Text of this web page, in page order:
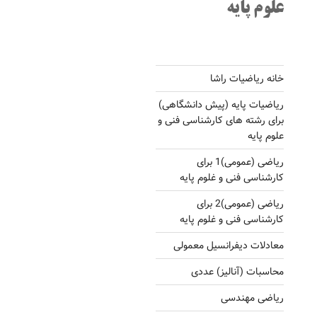
علوم پایه
خانه ریاضیات راشا
ریاضیات پایه (پیش دانشگاهی)
برای رشته های کارشناسی فنی و
علوم پایه
ریاضی (عمومی)1 برای
کارشناسی فنی و غلوم پایه
ریاضی (عمومی)2 برای
کارشناسی فنی و غلوم پایه
معادلات دیفرانسیل معمولی
محاسبات (آنالیز) عددی
ریاضی مهندسی